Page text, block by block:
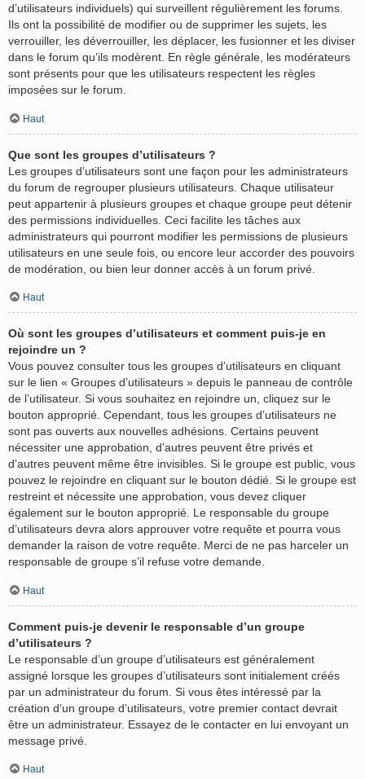
d’utilisateurs individuels) qui surveillent régulièrement les forums.
Ils ont la possibilité de modifier ou de supprimer les sujets, les
verrouiller, les déverrouiller, les déplacer, les fusionner et les diviser
dans le forum qu’ils modèrent. En règle générale, les modérateurs
sont présents pour que les utilisateurs respectent les règles
imposées sur le forum.
Haut
Que sont les groupes d’utilisateurs ?
Les groupes d’utilisateurs sont une façon pour les administrateurs
du forum de regrouper plusieurs utilisateurs. Chaque utilisateur
peut appartenir à plusieurs groupes et chaque groupe peut détenir
des permissions individuelles. Ceci facilite les tâches aux
administrateurs qui pourront modifier les permissions de plusieurs
utilisateurs en une seule fois, ou encore leur accorder des pouvoirs
de modération, ou bien leur donner accès à un forum privé.
Haut
Où sont les groupes d’utilisateurs et comment puis-je en
rejoindre un ?
Vous pouvez consulter tous les groupes d’utilisateurs en cliquant
sur le lien « Groupes d’utilisateurs » depuis le panneau de contrôle
de l’utilisateur. Si vous souhaitez en rejoindre un, cliquez sur le
bouton approprié. Cependant, tous les groupes d’utilisateurs ne
sont pas ouverts aux nouvelles adhésions. Certains peuvent
nécessiter une approbation, d’autres peuvent être privés et
d’autres peuvent même être invisibles. Si le groupe est public, vous
pouvez le rejoindre en cliquant sur le bouton dédié. Si le groupe est
restreint et nécessite une approbation, vous devez cliquer
également sur le bouton approprié. Le responsable du groupe
d’utilisateurs devra alors approuver votre requête et pourra vous
demander la raison de votre requête. Merci de ne pas harceler un
responsable de groupe s’il refuse votre demande.
Haut
Comment puis-je devenir le responsable d’un groupe
d’utilisateurs ?
Le responsable d’un groupe d’utilisateurs est généralement
assigné lorsque les groupes d’utilisateurs sont initialement créés
par un administrateur du forum. Si vous êtes intéressé par la
création d’un groupe d’utilisateurs, votre premier contact devrait
être un administrateur. Essayez de le contacter en lui envoyant un
message privé.
Haut